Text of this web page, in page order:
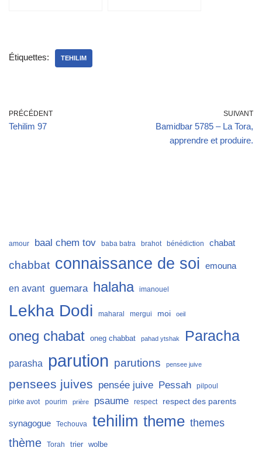
Étiquettes: TEHILIM
PRÉCÉDENT
Tehilim 97
SUIVANT
Bamidbar 5785 – La Tora,
apprendre et produire.
amour baal chem tov baba batra brahot bénédiction chabat
chabbat connaissance de soi emouna
en avant guemara halaha imanouel
Lekha Dodi maharal mergui moi oeil
oneg chabat oneg chabbat pahad ytshak Paracha
parasha parution parutions pensee juive
pensees juives pensée juive Pessah
pilpoul
pirke avot
pourim prière psaume respect respect des parents
synagogue Techouva tehilim theme themes
thème Torah trier wolbe